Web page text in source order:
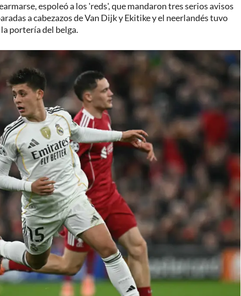
espoleó a los 'reds', que mandaron tres serios avisos
a cabezazos de Van Dijk y Ekitike y el neerlandés tuvo
portería del belga.